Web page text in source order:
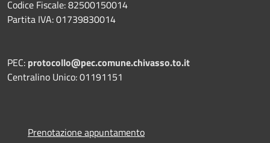
Codice Fiscale: 82500150014
Partita IVA: 01739830014
PEC: protocollo@pec.comune.chivasso.to.it
Centralino Unico: 01191151
Prenotazione appuntamento